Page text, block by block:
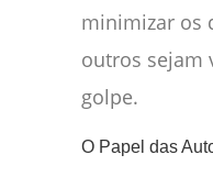
minimizar os
outros sejam
golpe.
O Papel das